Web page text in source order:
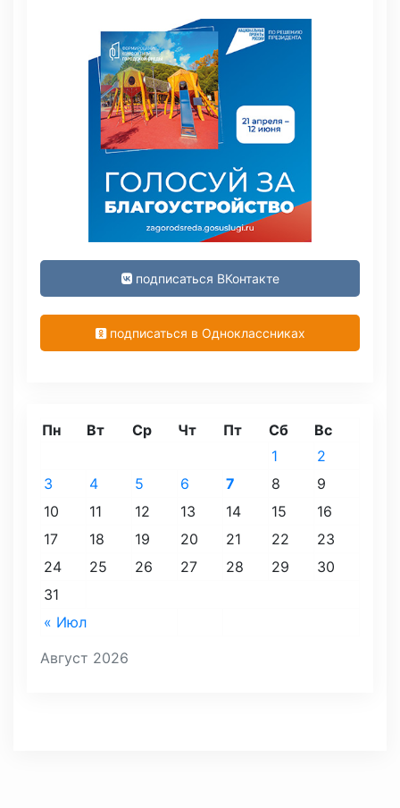
подписаться ВКонтакте
подписаться в Одноклассниках
Август 2026
Пн Вт Ср Чт Пт Сб Вс
« Июл
1
2
3
4 5 6 7 8
9
10
11 12 13 14 15
16
17
18 19 20 21 22
23
24
25 26 27 28 29
30
31